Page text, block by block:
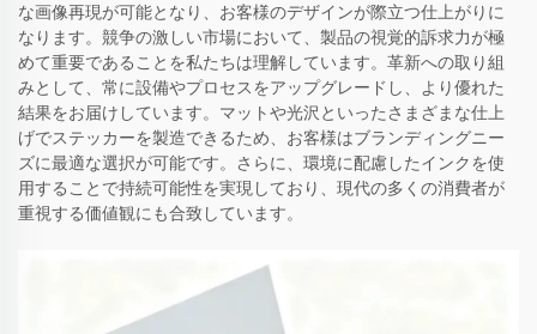
な画像再現が可能となり、お客様のデザインが際立つ仕上がりに
なります。競争の激しい市場において、製品の視覚的訴求力が極
めて重要であることを私たちは理解しています。革新への取り組
みとして、常に設備やプロセスをアップグレードし、より優れた
結果をお届けしています。マットや光沢といったさまざまな仕上
げでステッカーを製造できるため、お客様はブランディングニー
ズに最適な選択が可能です。さらに、環境に配慮したインクを使
用することで持続可能性を実現しており、現代の多くの消費者が
重視する価値観にも合致しています。